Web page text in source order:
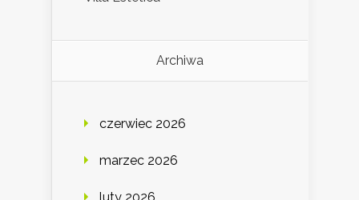
Archiwa
czerwiec 2026
marzec 2026